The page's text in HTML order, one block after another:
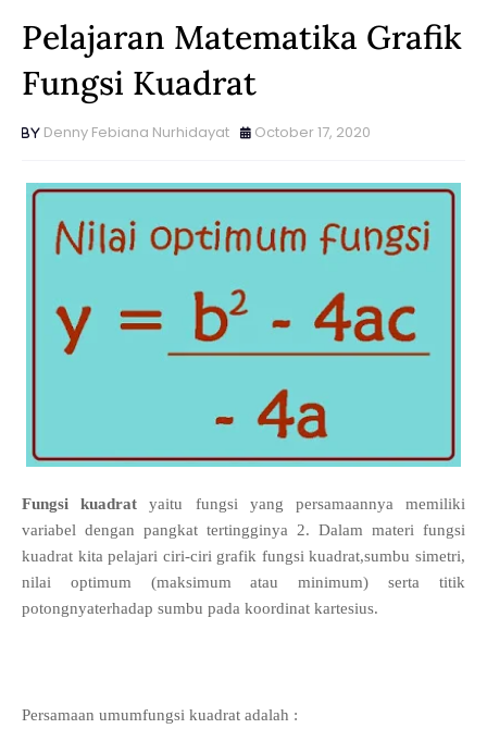
Pelajaran Matematika Grafik
Fungsi Kuadrat
Denny Febiana Nurhidayat October 17, 2020
Fungsi kuadrat yaitu fungsi yang persamaannya memiliki
variabel dengan pangkat tertingginya 2. Dalam materi fungsi
kuadrat kita pelajari ciri-ciri grafik fungsi kuadrat,sumbu simetri,
nilai optimum (maksimum atau minimum) serta titik
potongnyaterhadap sumbu pada koordinat kartesius.
Persamaan umumfungsi kuadrat adalah :